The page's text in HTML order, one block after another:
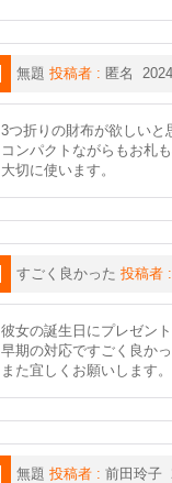
無題 投稿者 : 匿名
3つ折りの財布が欲しいと
コンパクトながらもお札
大切に使います。
すごく良かった 投稿者 :
彼女の誕生日にプレゼント
早期の対応ですごく良かっ
また宜しくお願いします。
無題 投稿者 : 前田玲子